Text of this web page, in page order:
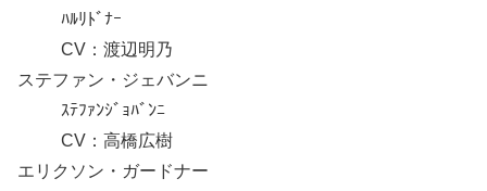
ﾊﾙﾘﾄﾞﾅｰ
CV：渡辺明乃
ステファン・ジェバンニ
ｽﾃﾌｧﾝｼﾞｮﾊﾞﾝﾆ
CV：高橋広樹
エリクソン・ガードナー